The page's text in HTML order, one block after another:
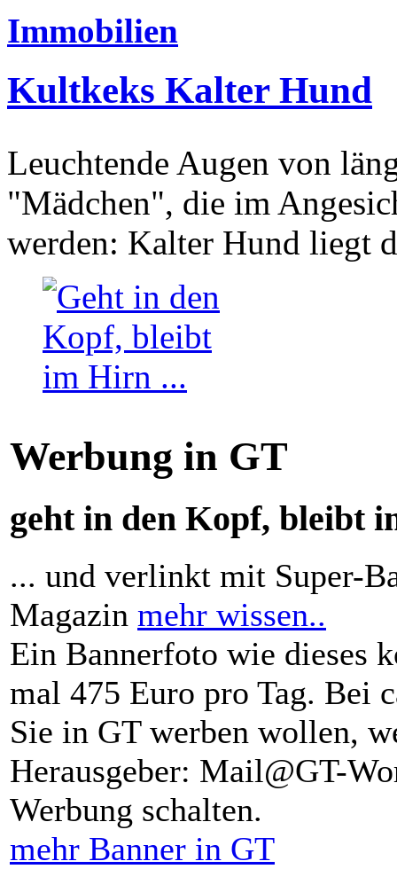
Immobilien
Kultkeks Kalter Hund
Leuchtende Augen von
"Mädchen", die im
werden: Kalter Hund liegt
Werbung in GT
geht in den Kopf, bleibt
... und verlinkt mit Super-
Magazin mehr wissen..
Ein Bannerfoto wie dieses
mal 475 Euro pro Tag. Bei
Sie in GT werben wollen,
Herausgeber: Mail@GT-
Werbung schalten.
mehr Banner in GT